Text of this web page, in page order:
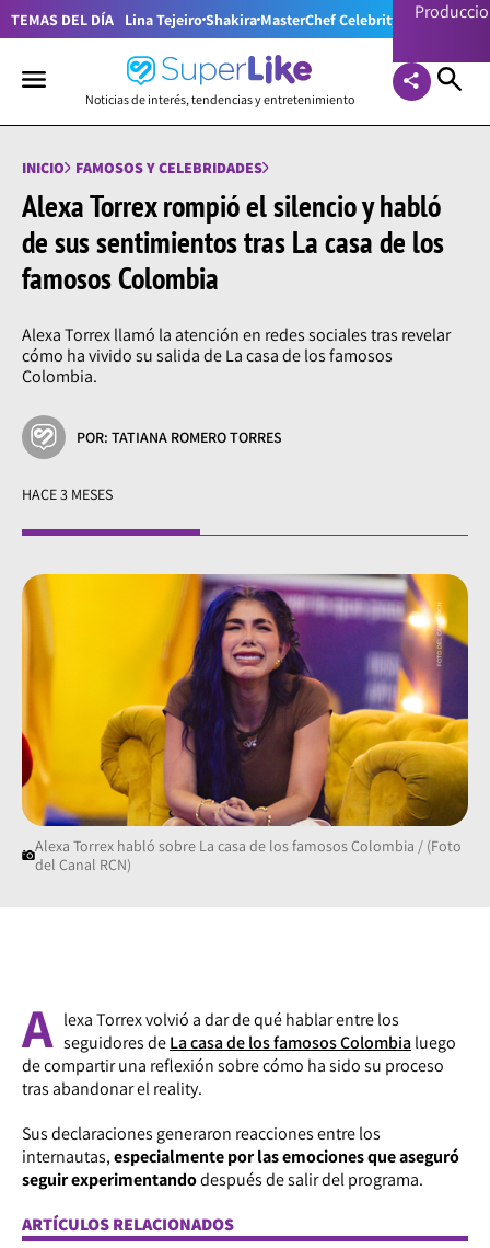
TEMAS DEL DÍA Lina TejeiroShakira MasterChef Celebrity Colombia
Noticias de interés, tendencias y entretenimiento
INICIO FAMOSOS Y CELEBRIDADES
Alexa Torrex rompió el silencio y habló
de sus sentimientos tras La casa de los
famosos Colombia
Alexa Torrex llamó la atención en redes sociales tras revelar
cómo ha vivido su salida de La casa de los famosos
Colombia.
POR: TATIANA ROMERO TORRES
HACE 3 MESES
Alexa Torrex habló sobre La casa de los famosos Colombia / (Foto
del Canal RCN)
A lexa Torrex volvió a dar de qué hablar entre los
seguidores deLa casa de los famosos Colombialuego
de compartir una reflexión sobre cómo ha sido su proceso
tras abandonar el reality.
Sus declaraciones generaron reacciones entre los
internautas,especialmente por las emociones que aseguró
seguir experimentandodespués de salir del programa.
ARTÍCULOS RELACIONADOS